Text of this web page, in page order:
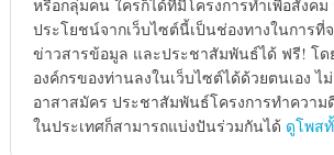
หรือกลุ่มคน ใครก็ได้ที่มีโครงการทำเพื่อสังค
ประโยชน์จากเว็บไซต์นี้เป็นช่องทางในการที่
ข่าวสารข้อมูล และประชาสัมพันธ์ได้ ฟรี! โด
องค์กรของท่านลงในเว็บไซต์ได้ด้วยตนเอง ไ
อาสาสมัคร ประชาสัมพันธ์โครงการทำความ
ในประเทศก็สามารถแบ่งปันร่วมกันได้ ดูโพส